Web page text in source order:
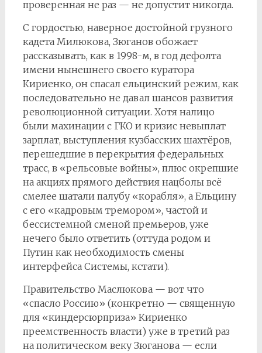
проверенная не раз — не допустит никогда.
С гордостью, наверное достойной грузного
кадета Милюкова, Зюганов обожает
рассказывать, как в 1998-м, в год дефолта
имени нынешнего своего куратора
Кириенко, он спасал ельцинский режим, как
последовательно не давал шансов развития
революционной ситуации. Хотя налицо
были махинации с ГКО и кризис невыплат
зарплат, выступления кузбасских шахтёров,
перешедшие в перекрытия федеральных
трасс, в «рельсовые войны», плюс окрепшие
на акциях прямого действия нацболы всё
смелее шатали палубу «корабля», а Ельцину
с его «кадровым тремором», частой и
бессистемной сменой премьеров, уже
нечего было ответить (оттуда родом и
Путин как необходимость смены
интерфейса Системы, кстати).
Правительство Маслюкова — вот что
«спасло Россию» (конкретно — священную
для «киндерсюрприза» Кириенко
преемственность власти) уже в третий раз
на политическом веку Зюганова — если